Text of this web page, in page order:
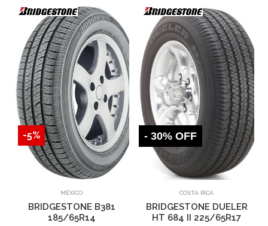
Detalles
Añadir al carrito
-5%
MÉXICO
BRIDGESTONE B381
185/65R14
Añadir al carrito
- 30% OFF
COSTA RICA
BRIDGESTONE DUELER
HT 684 II 225/65R17